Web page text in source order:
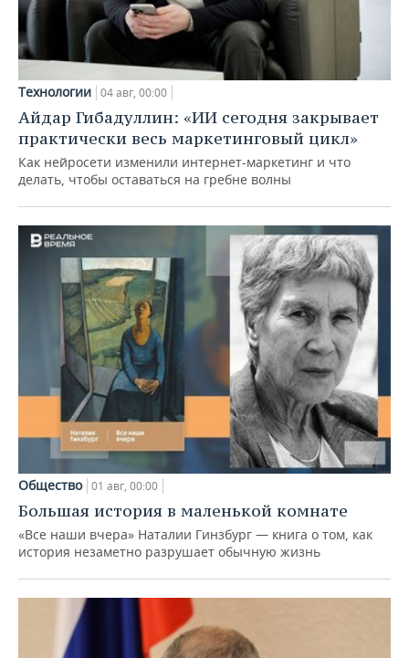
Технологии 04 авг, 00:00
Айдар Гибадуллин: «ИИ сегодня закрывает
практически весь маркетинговый цикл»
Как нейросети изменили интернет-маркетинг и что
делать, чтобы оставаться на гребне волны
Общество 01 авг, 00:00
Большая история в маленькой комнате
«Все наши вчера» Наталии Гинзбург — книга о том, как
история незаметно разрушает обычную жизнь